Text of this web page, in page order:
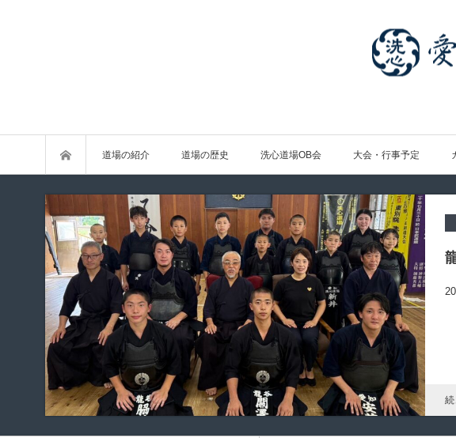
道場の紹介 道場の歴史 洗心道場OB会 大会・行事予定